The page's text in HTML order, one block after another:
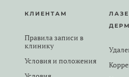
КЛИЕНТАМ
Правила записи в
клинику
Условия и положения